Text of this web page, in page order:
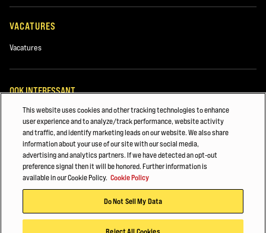
Opmerkingen
Hyster en onze dealers willen graag contact met u opnemen over onze
producten en diensten. Als u graag informatie van ons wilt ontvangen,
VACATURES
Vacatures
OOK INTERESSANT
Machineparkbeheer
Heftruckonderdelen
VEILIGHEID & TRAINING VAN VORKHEFTRUCKS
©2025 Hyster-Yale Materials Handling, Inc., alle rechten voorbehouden.
Privacybeleid Gebruiksvoorwaarden Cookiebeleid
This website uses cookies and other tracking technologies to enhance
user experience and to analyze/track performance, website activity
and traffic, and identify marketing leads on our website. We also share
information about your use of our site with our social media,
advertising and analytics partners. If we have detected an opt-out
preference signal then it will be honored. Further information is
available in our Cookie Policy. Cookie Policy
Do Not Sell My Data